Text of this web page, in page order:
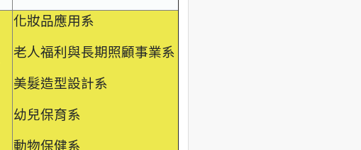
化妝品應用系
老人福利與長期照顧事業系
美髮造型設計系
幼兒保育系
動物保健系